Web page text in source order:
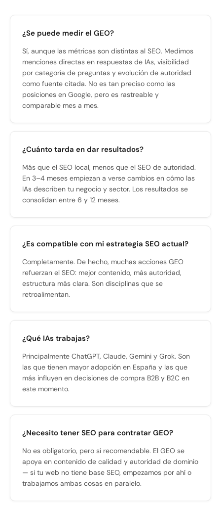
¿Se puede medir el GEO?
Sí, aunque las métricas son distintas al SEO. Medimos
menciones directas en respuestas de IAs, visibilidad
por categoría de preguntas y evolución de autoridad
como fuente citada. No es tan preciso como las
posiciones en Google, pero es rastreable y
comparable mes a mes.
¿Cuánto tarda en dar resultados?
Más que el SEO local, menos que el SEO de autoridad.
En 3–4 meses empiezan a verse cambios en cómo las
IAs describen tu negocio y sector. Los resultados se
consolidan entre 6 y 12 meses.
¿Es compatible con mi estrategia SEO actual?
Completamente. De hecho, muchas acciones GEO
refuerzan el SEO: mejor contenido, más autoridad,
estructura más clara. Son disciplinas que se
retroalimentan.
¿Qué IAs trabajas?
Principalmente ChatGPT, Claude, Gemini y Grok. Son
las que tienen mayor adopción en España y las que
más influyen en decisiones de compra B2B y B2C en
este momento.
¿Necesito tener SEO para contratar GEO?
No es obligatorio, pero sí recomendable. El GEO se
apoya en contenido de calidad y autoridad de dominio
— si tu web no tiene base SEO, empezamos por ahí o
trabajamos ambas cosas en paralelo.